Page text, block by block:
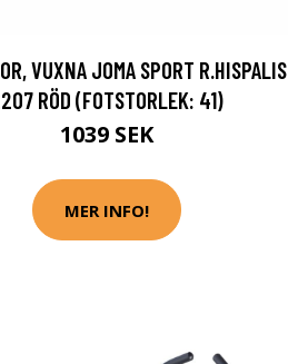
VUXNA JOMA SPORT R.HISPALIS
RÖD (FOTSTORLEK: 41)
1039 SEK
MER INFO!